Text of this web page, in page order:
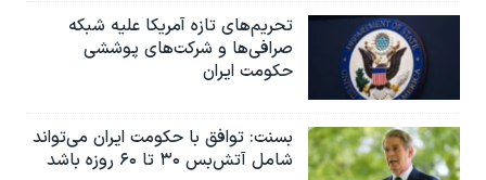
تحریم‌های تازه آمریکا علیه شبکه
صرافی‌ها و شرکت‌های پوششی
حکومت ایران
بسنت: توافق با حکومت ایران می‌تواند
شامل آتش‌بس ۳۰ تا ۶۰ روزه باشد